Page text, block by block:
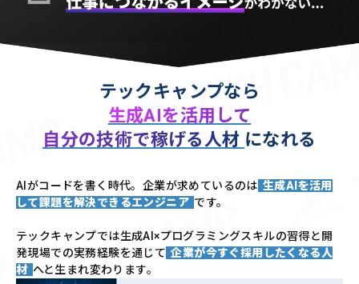
テックキャンプなら
生成AIを活用して
自分の技術で稼げる人材 になれる
AIがコードを書く時代。企業が求めているのは 生成AIを活用
して課題を解決できるエンジニア です。
テックキャンプでは生成AI×プログラミングスキルの習得と開
発現場での実務経験を通じて 企業が今すぐ採用したくなる人
材 へと生まれ変わります。